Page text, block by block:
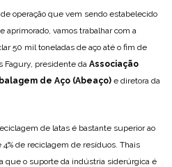
operação que vem sendo estabelecido
aprimorado, vamos trabalhar com a
50 mil toneladas de aço até o fim de
Fagury, presidente da Associação
de Aço (Abeaço) e diretora da
de latas é bastante superior ao
4% de reciclagem de resíduos. Thais
que o suporte da indústria siderúrgica é